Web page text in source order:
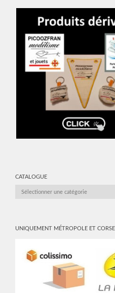
CATALOGUE
CATALOGUE
UNIQUEMENT MÉTROPOLE ET CORSE